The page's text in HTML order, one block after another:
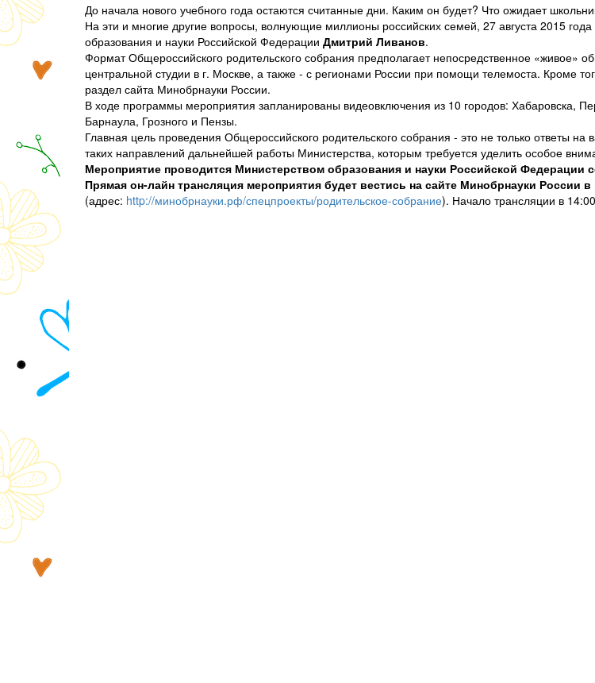
До начала нового учебного года остаются считанные дни. Каким он будет? Что ожидает
На эти и многие другие вопросы, волнующие миллионы российских семей, 27 августа 2015
образования и науки Российской Федерации Дмитрий Ливанов.
Формат Общероссийского родительского собрания предполагает непосредственное «живое»
центральной студии в г. Москве, а также - с регионами России при помощи телемоста. Кроме
раздел сайта Минобрнауки России.
В ходе программы мероприятия запланированы видеовключения из 10 городов: Хабаровска,
Барнаула, Грозного и Пензы.
Главная цель проведения Общероссийского родительского собрания - это не только ответы
таких направлений дальнейшей работы Министерства, которым требуется уделить особое
Мероприятие проводится Министерством образования и науки Российской Федерации
Прямая он-лайн трансляция мероприятия будет вестись на сайте Минобрнауки России
(адрес: http://минобрнауки.рф/спецпроекты/родительское-собрание). Начало трансляции в